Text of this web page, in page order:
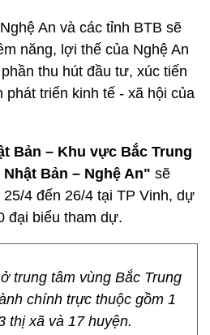
An và các tỉnh BTB sẽ
năng, lợi thế của Nghệ An
thu hút đầu tư, xúc tiến
triển kinh tế - xã hội của
Bản – Khu vực Bắc Trung
Bản – Nghệ An" sẽ
4 đến 26/4 tại TP Vinh, dự
đại biểu tham dự.
trung tâm vùng Bắc Trung
chính trực thuộc gồm 1
thị xã và 17 huyện.